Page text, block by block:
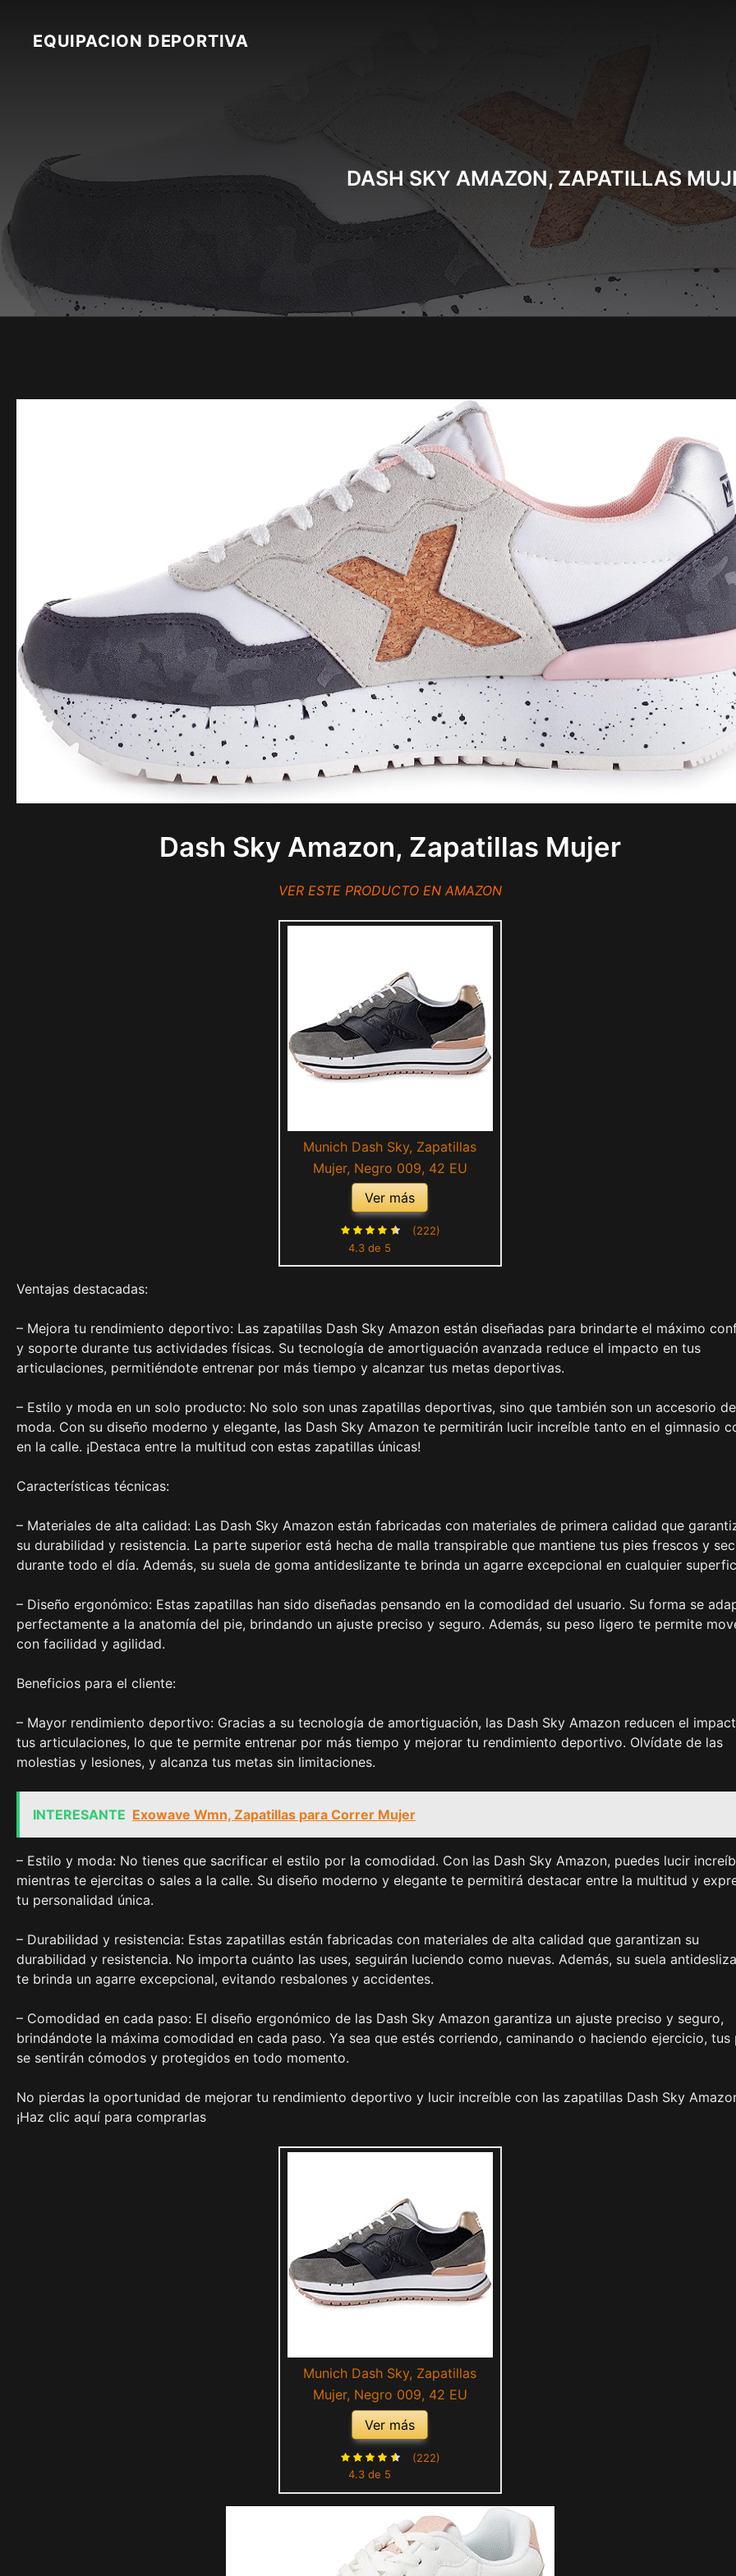
contentEQUIPACION DEPORTIVA
DASH SKY AMAZON, ZAPATILLAS
Dash Sky Amazon, Zapatillas Mujer
VER ESTE PRODUCTO EN AMAZON
Munich Dash Sky, Zapatillas
Mujer, Negro 009, 42 EU
Ver más
4.3 de 5
(222)
Ventajas destacadas:
– Mejora tu rendimiento deportivo: Las zapatillas Dash Sky Amazon están diseñadas para brindarte el máximo
y soporte durante tus actividades físicas. Su tecnología de amortiguación avanzada reduce el impacto en tus
articulaciones, permitiéndote entrenar por más tiempo y alcanzar tus metas deportivas.
– Estilo y moda en un solo producto: No solo son unas zapatillas deportivas, sino que también son un accesorio de
moda. Con su diseño moderno y elegante, las Dash Sky Amazon te permitirán lucir increíble tanto en el gimnasio
en la calle. ¡Destaca entre la multitud con estas zapatillas únicas!
Características técnicas:
– Materiales de alta calidad: Las Dash Sky Amazon están fabricadas con materiales de primera calidad que
su durabilidad y resistencia. La parte superior está hecha de malla transpirable que mantiene tus pies frescos y
durante todo el día. Además, su suela de goma antideslizante te brinda un agarre excepcional en cualquier
– Diseño ergonómico: Estas zapatillas han sido diseñadas pensando en la comodidad del usuario. Su forma se
perfectamente a la anatomía del pie, brindando un ajuste preciso y seguro. Además, su peso ligero te permite
con facilidad y agilidad.
Beneficios para el cliente:
– Mayor rendimiento deportivo: Gracias a su tecnología de amortiguación, las Dash Sky Amazon reducen el
tus articulaciones, lo que te permite entrenar por más tiempo y mejorar tu rendimiento deportivo. Olvídate de las
molestias y lesiones, y alcanza tus metas sin limitaciones.
INTERESANTE Exowave Wmn, Zapatillas para Correr Mujer
– Estilo y moda: No tienes que sacrificar el estilo por la comodidad. Con las Dash Sky Amazon, puedes lucir
mientras te ejercitas o sales a la calle. Su diseño moderno y elegante te permitirá destacar entre la multitud y
tu personalidad única.
– Durabilidad y resistencia: Estas zapatillas están fabricadas con materiales de alta calidad que garantizan su
durabilidad y resistencia. No importa cuánto las uses, seguirán luciendo como nuevas. Además, su suela
te brinda un agarre excepcional, evitando resbalones y accidentes.
– Comodidad en cada paso: El diseño ergonómico de las Dash Sky Amazon garantiza un ajuste preciso y seguro,
brindándote la máxima comodidad en cada paso. Ya sea que estés corriendo, caminando o haciendo ejercicio, tus
se sentirán cómodos y protegidos en todo momento.
No pierdas la oportunidad de mejorar tu rendimiento deportivo y lucir increíble con las zapatillas Dash Sky
¡Haz clic aquí para comprarlas
Munich Dash Sky, Zapatillas
Mujer, Negro 009, 42 EU
Ver más
4.3 de 5
(222)